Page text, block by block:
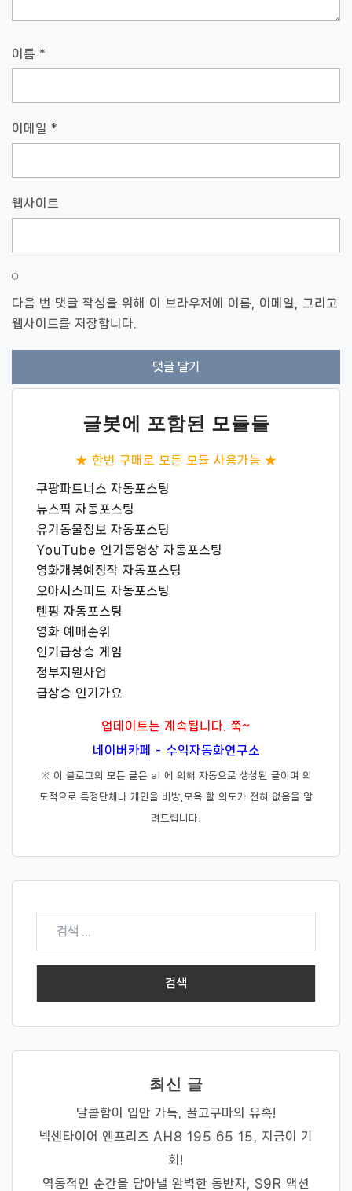
이름 *
이메일 *
웹사이트
다음 번 댓글 작성을 위해 이 브라우저에 이름, 이메일, 그리고
웹사이트를 저장합니다.
글봇에 포함된 모듈들
★ 한번 구매로 모든 모듈 사용가능 ★
쿠팡파트너스 자동포스팅
뉴스픽 자동포스팅
유기동물정보 자동포스팅
YouTube 인기동영상 자동포스팅
영화개봉예정작 자동포스팅
오아시스피드 자동포스팅
텐핑 자동포스팅
영화 예매순위
인기급상승 게임
정부지원사업
급상승 인기가요
업데이트는 계속됩니다. 쭉~
네이버카페 - 수익자동화연구소
※ 이 블로그의 모든 글은 ai 에 의해 자동으로 생성된 글이며 의
도적으로 특정단체나 개인을 비방,모욕 할 의도가 전혀 없음을 알
려드립니다.
검
최신 글
달콤함이 입안 가득, 꿀고구마의 유혹!
넥센타이어 엔프리즈 AH8 195 65 15, 지금이 기
회!
역동적인 순간을 담아낼 완벽한 동반자, S9R 액션